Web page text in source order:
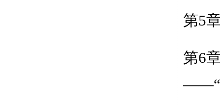
第5
第6
――“